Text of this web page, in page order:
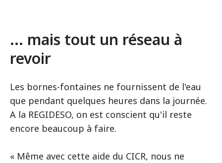
... mais tout un réseau à
revoir
Les bornes-fontaines ne fournissent de l'eau
que pendant quelques heures dans la journée.
A la REGIDESO, on est conscient qu'il reste
encore beaucoup à faire.
« Même avec cette aide du CICR, nous ne